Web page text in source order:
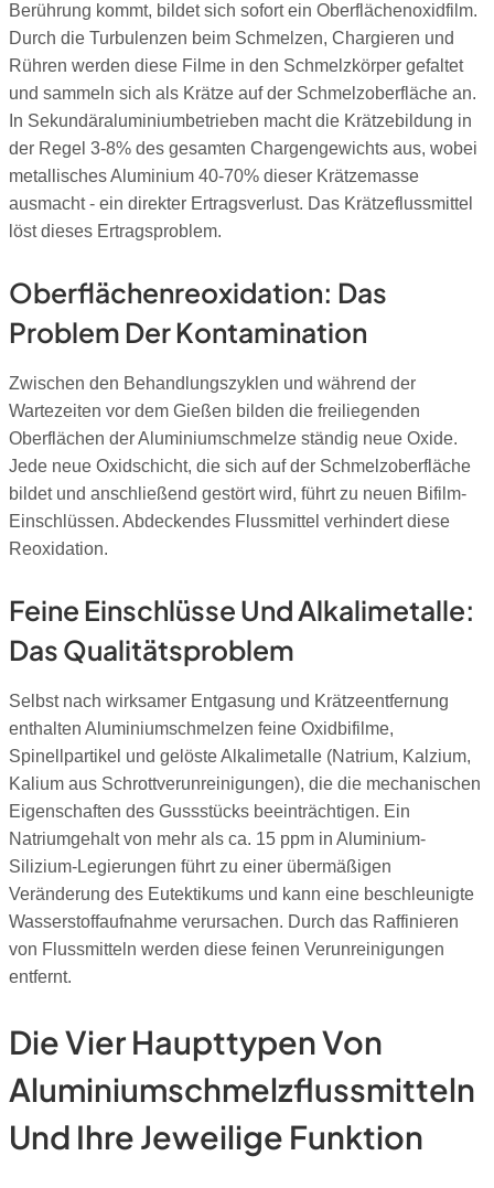
Berührung kommt, bildet sich sofort ein Oberflächenoxidfilm.
Durch die Turbulenzen beim Schmelzen, Chargieren und
Rühren werden diese Filme in den Schmelzkörper gefaltet
und sammeln sich als Krätze auf der Schmelzoberfläche an.
In Sekundäraluminiumbetrieben macht die Krätzebildung in
der Regel 3-8% des gesamten Chargengewichts aus, wobei
metallisches Aluminium 40-70% dieser Krätzemasse
ausmacht - ein direkter Ertragsverlust. Das Krätzeflussmittel
löst dieses Ertragsproblem.
Oberflächenreoxidation: Das
Problem Der Kontamination
Zwischen den Behandlungszyklen und während der
Wartezeiten vor dem Gießen bilden die freiliegenden
Oberflächen der Aluminiumschmelze ständig neue Oxide.
Jede neue Oxidschicht, die sich auf der Schmelzoberfläche
bildet und anschließend gestört wird, führt zu neuen Bifilm-
Einschlüssen. Abdeckendes Flussmittel verhindert diese
Reoxidation.
Feine Einschlüsse Und Alkalimetalle:
Das Qualitätsproblem
Selbst nach wirksamer Entgasung und Krätzeentfernung
enthalten Aluminiumschmelzen feine Oxidbifilme,
Spinellpartikel und gelöste Alkalimetalle (Natrium, Kalzium,
Kalium aus Schrottverunreinigungen), die die mechanischen
Eigenschaften des Gussstücks beeinträchtigen. Ein
Natriumgehalt von mehr als ca. 15 ppm in Aluminium-
Silizium-Legierungen führt zu einer übermäßigen
Veränderung des Eutektikums und kann eine beschleunigte
Wasserstoffaufnahme verursachen. Durch das Raffinieren
von Flussmitteln werden diese feinen Verunreinigungen
entfernt.
Die Vier Haupttypen Von
Aluminiumschmelzflussmitteln
Und Ihre Jeweilige Funktion